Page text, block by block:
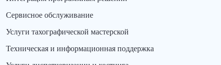
Сервисное обслуживание
Услуги тахографической мастерской
Техническая и информационная поддержка